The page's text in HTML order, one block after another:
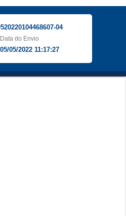
04
Data do Envio
05/05/2022 11:17:27